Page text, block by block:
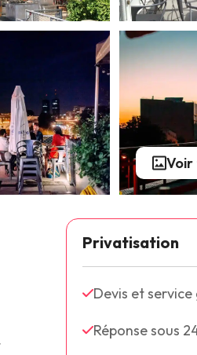
Voir
Privatisation
Devis et
Réponse sous